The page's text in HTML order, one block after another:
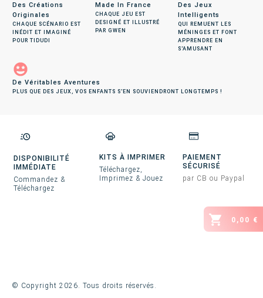
Des Créations
Originales
CHAQUE SCÉNARIO EST
INÉDIT ET IMAGINÉ
POUR TIDUDI
Made In France
CHAQUE JEU EST
DESIGNÉ ET ILLUSTRÉ
PAR GWEN
Des Jeux
Intelligents
QUI REMUENT LES
MÉNINGES ET FONT
APPRENDRE EN
S'AMUSANT
De Véritables Aventures
PLUS QUE DES JEUX, VOS ENFANTS S'EN SOUVIENDRONT LONGTEMPS !
DISPONIBILITÉ
IMMÉDIATE
Commandez &
Téléchargez
KITS À IMPRIMER
Téléchargez,
Imprimez & Jouez
PAIEMENT
SÉCURISÉ
par CB ou Paypal
0,00 €
© Copyright 2026 . Tous droits réservés.